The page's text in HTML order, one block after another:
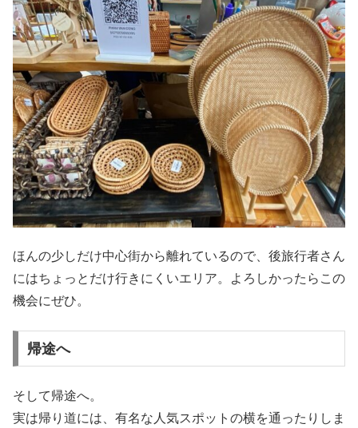
ほんの少しだけ中心街から離れているので、後旅行者さん
にはちょっとだけ行きにくいエリア。よろしかったらこの
機会にぜひ。
帰途へ
そして帰途へ。
実は帰り道には、有名な人気スポットの横を通ったりしま